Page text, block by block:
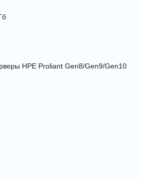
HPE Proliant Gen8/Gen9/Gen10